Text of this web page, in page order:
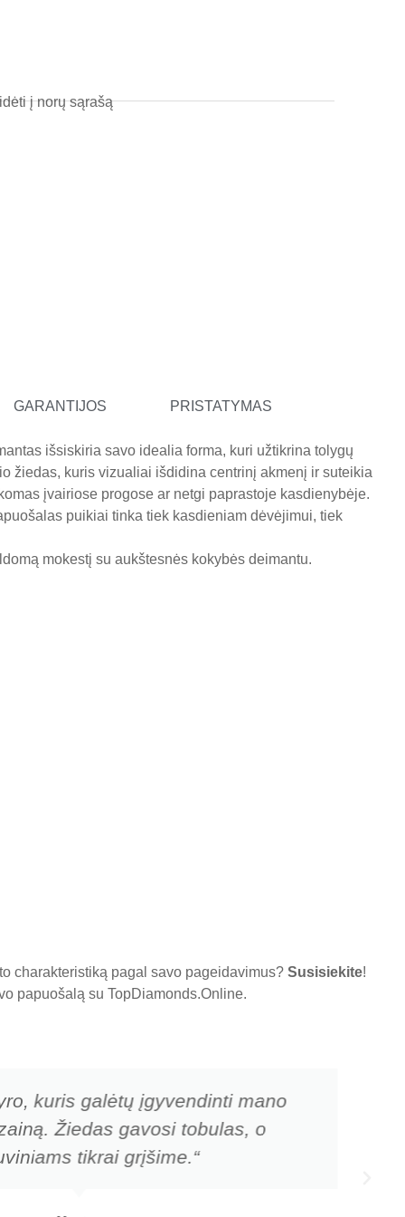
į norų sąrašą
GARANTIJOS PRISTATYMAS
išsiskiria savo idealia forma, kuri užtikrina tolygų
žiedas, kuris vizualiai išdidina centrinį akmenį ir suteikia
įvairiose progose ar netgi paprastoje kasdienybėje.
puikiai tinka tiek kasdieniam dėvėjimui, tiek
mokestį su aukštesnės kokybės deimantu.
charakteristiką pagal savo pageidavimus? Susisiekite!
papuošalą su TopDiamonds.Online.
kuris galėtų įgyvendinti mano
Žiedas gavosi tobulas, o
tikrai grįšime.“